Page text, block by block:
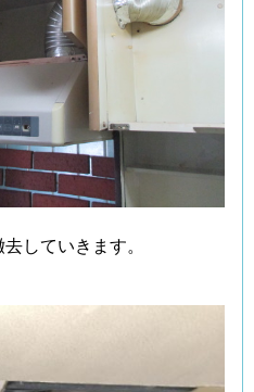
していきます。